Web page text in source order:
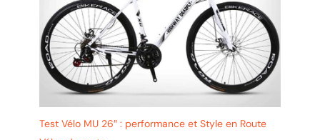
Test Vélo MU 26″ : performance et Style en Route